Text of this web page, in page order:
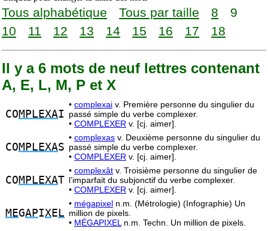
Tous alphabétique Tous par taille 8
9
10
11 12 13 14 15 16 17 18
Il y a 6 mots de neuf lettres contenant
A, E, L, M, P et X
COMPLEXAI
• complexai v. Première personne du singulier du
passé simple du verbe complexer.
• COMPLEXER v. [cj. aimer].
COMPLEXAS
• complexas v. Deuxième personne du singulier du
passé simple du verbe complexer.
• COMPLEXER v. [cj. aimer].
COMPLEXAT
• complexât v. Troisième personne du singulier de
l’imparfait du subjonctif du verbe complexer.
• COMPLEXER v. [cj. aimer].
MEGAPIXE L
• mégapixel n.m. (Métrologie) (Infographie) Un
million de pixels.
• MÉGAPIXEL n.m. Techn. Un million de pixels.